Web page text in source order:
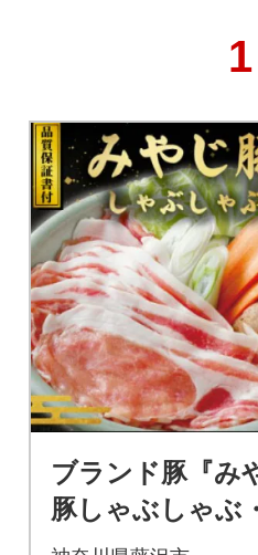
1
ブランド豚『み
豚しゃぶしゃぶ
き焼き用セット